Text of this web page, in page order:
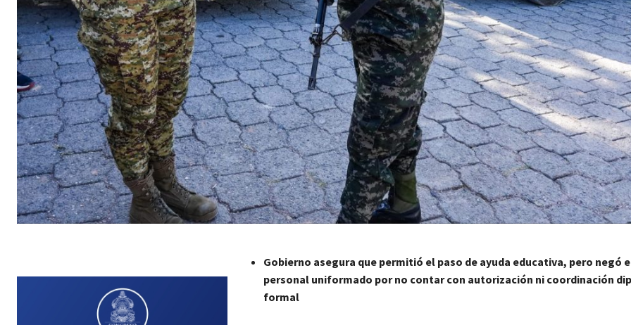
Gobierno asegura que permitió el paso de ayuda educativa, pero negó
personal uniformado por no contar con autorización ni coordinación
formal